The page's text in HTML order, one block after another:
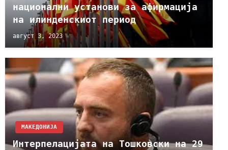
национални установи за афирмација
на илинденскиот период
август 3, 2023
МАКЕДОНИЈА
Интерпелацијата на Тошковски на 29